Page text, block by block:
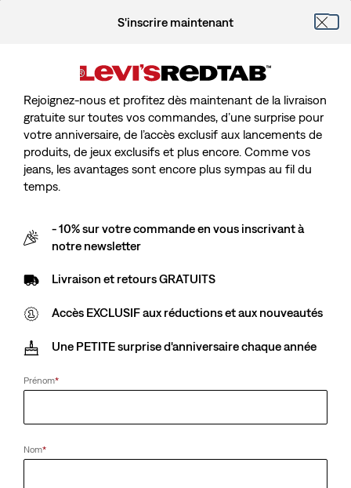
S'inscrire maintenant
Rejoignez-nous et profitez dès maintenant de la livraison
gratuite sur toutes vos commandes, d’une surprise pour
votre anniversaire, de l’accès exclusif aux lancements de
produits, de jeux exclusifs et plus encore. Comme vos
jeans, les avantages sont encore plus sympas au fil du
temps.
- 10% sur votre commande en vous inscrivant à
notre newsletter
Livraison et retours GRATUITS
Accès EXCLUSIF aux réductions et aux nouveautés
Une PETITE surprise d'anniversaire chaque année
Prénom*
Nom*